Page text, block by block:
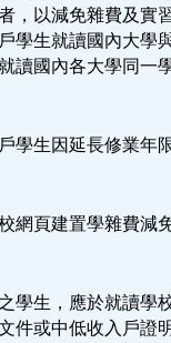
，以減免雜費及實
學生就讀國內大學
讀國內各大學同一
學生因延長修業年
網頁建置學雜費減
學生，應於就讀學
件或中低收入戶證